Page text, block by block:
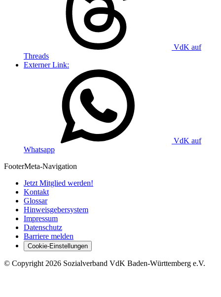
VdK auf
Threads
Externer Link:
VdK auf
Whatsapp
FooterMeta-Navigation
Jetzt Mitglied werden!
Kontakt
Glossar
Hinweisgebersystem
Impressum
Datenschutz
Barriere melden
Cookie-Einstellungen
© Copyright 2026 Sozialverband VdK Baden-Württemberg e.V.